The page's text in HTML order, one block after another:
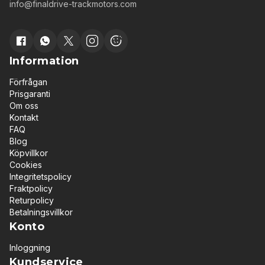
från många andra maskintyper genom sin förmåga
Precisionsarbete på byggarbetsplatser
Inomhusarbete i lager och jordbruksbyggnader
Effektiv drift med ett stort utbud av redskap
Särskilt bandgående kompaktlastare (skid steers
med gummiband) har blivit populära tack vare
utmärkt grepp, lågt marktryck och stabil drift på
mjukt eller ojämnt underlag. Slutväxeln – en kritisk
kritiska komponenterna på en skid steer-maskin.
Den överför kraft från hydraulsystemet till
underredet och säkerställer mjuk och exakt
rörelse med korrekt vridmoment. Vanliga tecken
på sliten eller defekt slutväxel: Minskad dragkraft
Ryckig eller ojämn rörelse Ovanliga ljud från
underredet Oljeläckage från slutväxeln När
slutväxeln inte fungerar korrekt påverkas både
produktivitet och driftsäkerhet. Nya slutväxlar för
skid steer-maskiner Vi levererar nya, kompletta
info@finaldrive-trackmotors.com
Information
Förfrågan
Prisgaranti
Om oss
Kontakt
FAQ
Blog
Köpvillkor
Cookies
Integritetspolicy
Fraktpolicy
Returpolicy
Betalningsvillkor
Konto
Inloggning
Kundservice